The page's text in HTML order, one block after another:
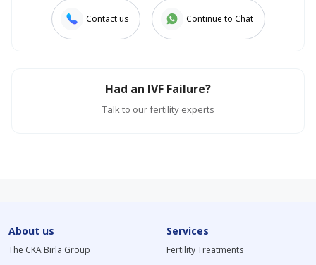
Contact us Continue to Chat
Had an IVF Failure?
Talk to our fertility experts
About us
The CKA Birla Group
Services
Fertility Treatments